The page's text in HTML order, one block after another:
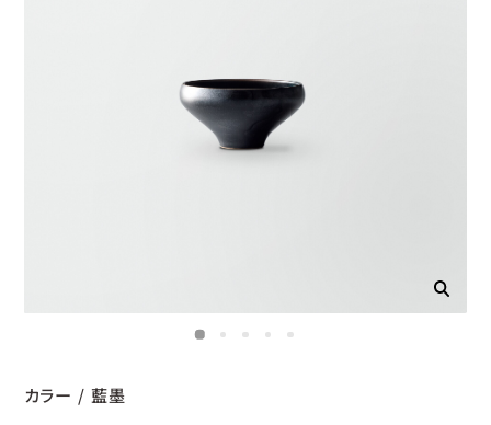
カラー / 藍墨